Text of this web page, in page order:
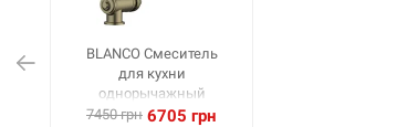
BLANCO Смеситель
для кухни
однорычажный
TRADON
7450 грн 6705 грн